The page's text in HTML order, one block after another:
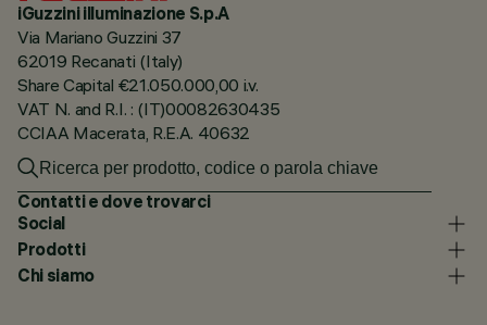
iGuzzini illuminazione S.p.A
Via Mariano Guzzini 37
62019 Recanati (Italy)
Share Capital €21.050.000,00 i.v.
VAT N. and R.I. : (IT)00082630435
CCIAA Macerata, R.E.A. 40632
Contatti e dove trovarci
Social
Prodotti
Chi siamo